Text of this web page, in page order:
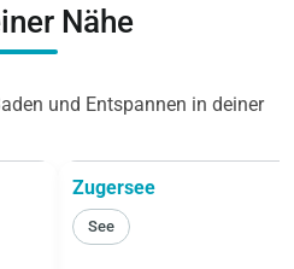
Nähe
und Entspannen in deiner
Zugersee
See